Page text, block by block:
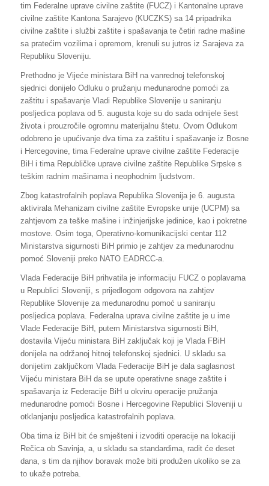
tim Federalne uprave civilne zaštite (FUCZ) i Kantonalne uprave
civilne zaštite Kantona Sarajevo (KUCZKS) sa 14 pripadnika
civilne zaštite i službi zaštite i spašavanja te četiri radne mašine
sa pratećim vozilima i opremom, krenuli su jutros iz Sarajeva za
Republiku Sloveniju.
Prethodno je Vijeće ministara BiH na vanrednoj telefonskoj
sjednici donijelo Odluku o pružanju međunarodne pomoći za
zaštitu i spašavanje Vladi Republike Slovenije u saniranju
posljedica poplava od 5. augusta koje su do sada odnijele šest
života i prouzročile ogromnu materijalnu štetu. Ovom Odlukom
odobreno je upućivanje dva tima za zaštitu i spašavanje iz Bosne
i Hercegovine, tima Federalne uprave civilne zaštite Federacije
BiH i tima Republičke uprave civilne zaštite Republike Srpske s
teškim radnim mašinama i neophodnim ljudstvom.
Zbog katastrofalnih poplava Republika Slovenija je 6. augusta
aktivirala Mehanizam civilne zaštite Evropske unije (UCPM) sa
zahtjevom za teške mašine i inžinjerijske jedinice, kao i pokretne
mostove. Osim toga, Operativno-komunikacijski centar 112
Ministarstva sigurnosti BiH primio je zahtjev za međunarodnu
pomoć Sloveniji preko NATO EADRCC-a.
Vlada Federacije BiH prihvatila je informaciju FUCZ o poplavama
u Republici Sloveniji, s prijedlogom odgovora na zahtjev
Republike Slovenije za međunarodnu pomoć u saniranju
posljedica poplava. Federalna uprava civilne zaštite je u ime
Vlade Federacije BiH, putem Ministarstva sigurnosti BiH,
dostavila Vijeću ministara BiH zaključak koji je Vlada FBiH
donijela na održanoj hitnoj telefonskoj sjednici. U skladu sa
donijetim zaključkom Vlada Federacije BiH je dala saglasnost
Vijeću ministara BiH da se upute operativne snage zaštite i
spašavanja iz Federacije BiH u okviru operacije pružanja
međunarodne pomoći Bosne i Hercegovine Republici Sloveniji u
otklanjanju posljedica katastrofalnih poplava.
Oba tima iz BiH bit će smješteni i izvoditi operacije na lokaciji
Rečica ob Savinja, a, u skladu sa standardima, radit će deset
dana, s tim da njihov boravak može biti produžen ukoliko se za
to ukaže potreba.